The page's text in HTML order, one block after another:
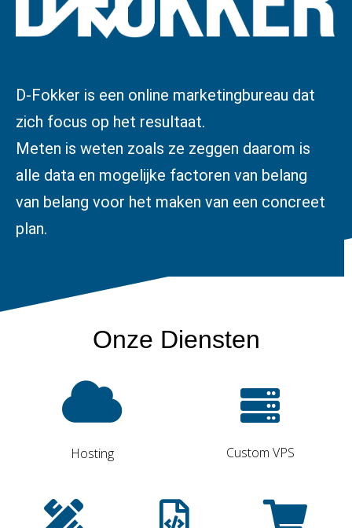
D-Fokker is een online marketingbureau dat
zich focus op het resultaat.
Meten is weten zoals ze zeggen daarom is
alle data en mogelijke factoren van belang
van belang voor het maken van een concreet
plan.
Onze Diensten
Hosting Custom VPS